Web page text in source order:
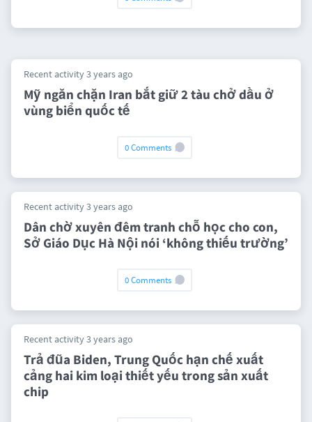
Recent activity 3 years ago
Mỹ ngăn chặn Iran bắt giữ 2 tàu chở dầu ở
vùng biển quốc tế
0 Comments
Recent activity 3 years ago
Dân chờ xuyên đêm tranh chỗ học cho con,
Sở Giáo Dục Hà Nội nói ‘không thiếu trường’
0 Comments
Recent activity 3 years ago
Trả đũa Biden, Trung Quốc hạn chế xuất
cảng hai kim loại thiết yếu trong sản xuất
chip